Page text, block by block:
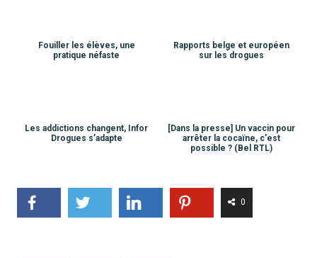
Fouiller les élèves, une
pratique néfaste
Rapports belge et européen
sur les drogues
Les addictions changent, Infor
Drogues s’adapte
[Dans la presse] Un vaccin pour
arrêter la cocaïne, c'est
possible ? (Bel RTL)
0